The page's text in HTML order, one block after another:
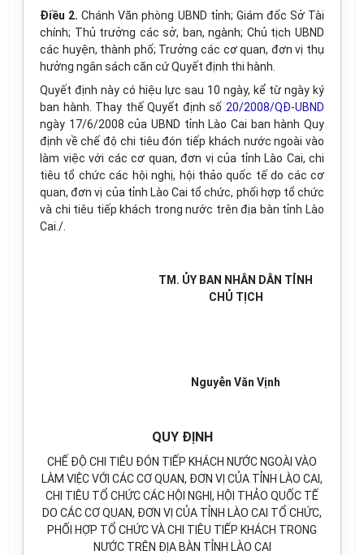
Điều 2. Chánh Văn phòng UBND tỉnh; Giám đốc Sở Tài
chính; Thủ trưởng các sở, ban, ngành; Chủ tịch UBND
các huyện, thành phố; Trưởng các cơ quan, đơn vị thụ
hưởng ngân sách căn cứ Quyết định thi hành.
Quyết định này có hiệu lực sau 10 ngày, kể từ ngày ký
ban hành. Thay thế Quyết định số 20/2008/QĐ-UBND
ngày 17/6/2008 của UBND tỉnh Lào Cai ban hành Quy
định về chế độ chi tiêu đón tiếp khách nước ngoài vào
làm việc với các cơ quan, đơn vị của tỉnh Lào Cai, chi
tiêu tổ chức các hội nghị, hội thảo quốc tế do các cơ
quan, đơn vị của tỉnh Lào Cai tổ chức, phối hợp tổ chức
và chi tiêu tiếp khách trong nước trên địa bàn tỉnh Lào
Cai./.
TM. ỦY BAN NHÂN DÂN TỈNH
CHỦ TỊCH
Nguyễn Văn Vịnh
QUY ĐỊNH
CHẾ ĐỘ CHI TIÊU ĐÓN TIẾP KHÁCH NƯỚC NGOÀI VÀO
LÀM VIỆC VỚI CÁC CƠ QUAN, ĐƠN VỊ CỦA TỈNH LÀO CAI,
CHI TIÊU TỔ CHỨC CÁC HỘI NGHỊ, HỘI THẢO QUỐC TẾ
DO CÁC CƠ QUAN, ĐƠN VỊ CỦA TỈNH LÀO CAI TỔ CHỨC,
PHỐI HỢP TỔ CHỨC VÀ CHI TIÊU TIẾP KHÁCH TRONG
NƯỚC TRÊN ĐỊA BÀN TỈNH LÀO CAI